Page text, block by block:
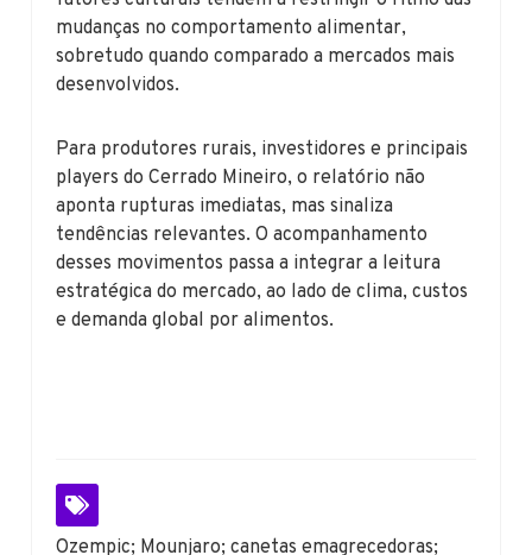
mudanças no comportamento alimentar,
sobretudo quando comparado a mercados mais
desenvolvidos.
Para produtores rurais, investidores e principais
players do Cerrado Mineiro, o relatório não
aponta rupturas imediatas, mas sinaliza
tendências relevantes. O acompanhamento
desses movimentos passa a integrar a leitura
estratégica do mercado, ao lado de clima, custos
e demanda global por alimentos.
Ozempic; Mounjaro; canetas emagrecedoras;